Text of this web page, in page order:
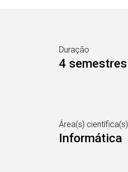
Duração
4 semestres
Área(s) científica(s)
Informática